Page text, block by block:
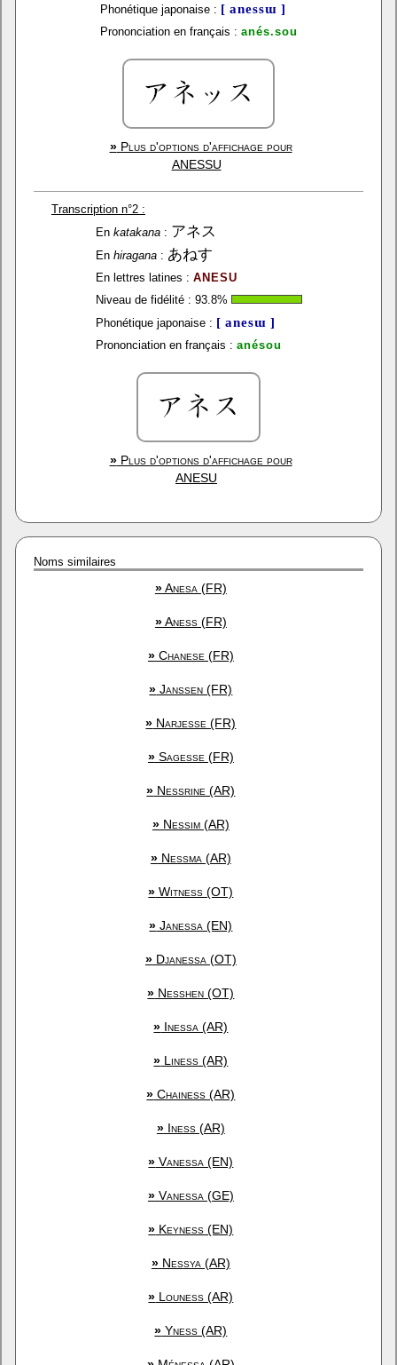
Phonétique japonaise : [ anessɯ ]
Prononciation en français : anés.sou
»Plus d'options d'affichage pour
ANESSU
Transcription n°2 :
En katakana: アネス
En hiragana: あねす
En lettres latines : ANESU
Niveau de fidélité : 93.8%
Phonétique japonaise : [ anesɯ ]
Prononciation en français : anésou
»Plus d'options d'affichage pour
ANESU
Noms similaires
»Anesa (FR)
»Aness (FR)
»Chanese (FR)
» Janssen (FR)
» Narjesse (FR)
»Sagesse (FR)
» Nessrine (AR)
»Nessim (AR)
»Nessma (AR)
» Witness (OT)
» Janessa (EN)
»Djanessa (OT)
» Nesshen (OT)
» Inessa (AR)
» Liness (AR)
» Chainess (AR)
»Iness (AR)
» Vanessa (EN)
»Vanessa (GE)
» Keyness (EN)
»Nessya (AR)
» Louness (AR)
» Yness (AR)